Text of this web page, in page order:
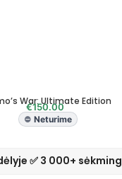
War: Ultimate Edition
€150.00
Neturime
✅ 3 000+